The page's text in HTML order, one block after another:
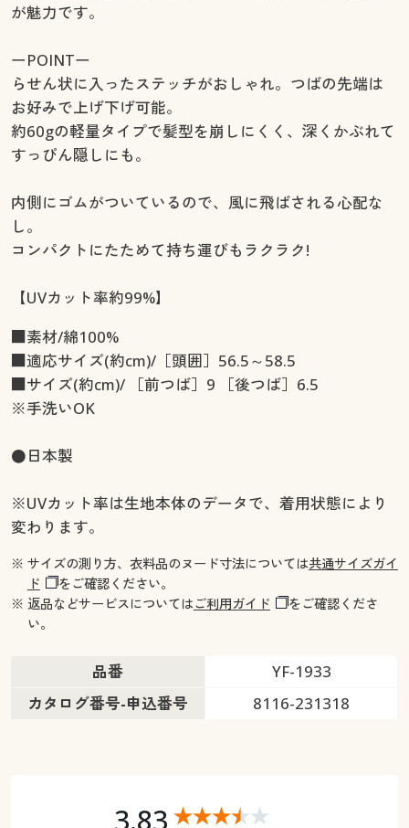
が魅力です。
ーPOINTー
らせん状に入ったステッチがおしゃれ。つばの先端は
お好みで上げ下げ可能。
約60gの軽量タイプで髪型を崩しにくく、深くかぶれて
すっぴん隠しにも。
内側にゴムがついているので、風に飛ばされる心配な
し。
コンパクトにたためて持ち運びもラクラク!
【UVカット率約99%】
■素材/綿100%
■適応サイズ(約cm)/［頭囲］56.5～58.5
■サイズ(約cm)/ ［前つば］9 ［後つば］6.5
※手洗いOK
●日本製
※UVカット率は生地本体のデータで、着用状態により
変わります。
※ サイズの測り方、衣料品のヌード寸法については共通サイズガイ
ド
をご確認ください。
※ 返品などサービスについてはご利用ガイド
をご確認くださ
い。
品番
YF-1933
カタログ番号-申込番号
8116-231318
3.83